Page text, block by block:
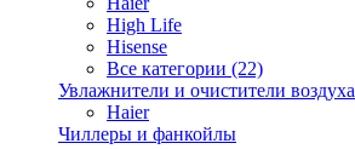
High Life
Hisense
Все категории (22)
Увлажнители и очистители воздуха
Haier
Чиллеры и фанкойлы